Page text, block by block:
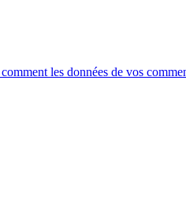
les données de vos